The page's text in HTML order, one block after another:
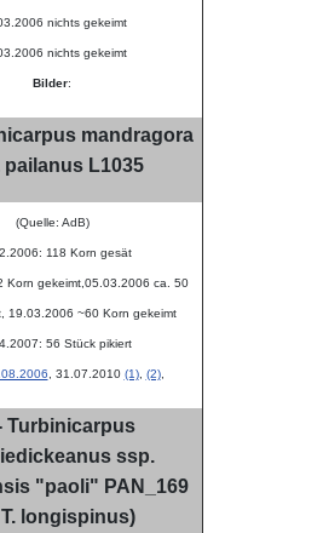
nichts gekeimt
nichts gekeimt
Bilder:
mandragora
pailanus L1035
(Quelle: AdB)
118 Korn gesät
Korn gekeimt, 05.03.2006 ca. 50
19.03.2006 ~60 Korn gekeimt
56 Stück pikiert
, 31.07.2010 (1), (2),
Turbinicarpus
ssp.
"paoli" PAN_169
longispinus)